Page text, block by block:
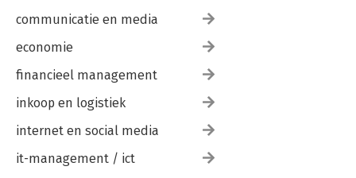
communicatie en media
economie
financieel management
inkoop en logistiek
internet en social media
it-management / ict